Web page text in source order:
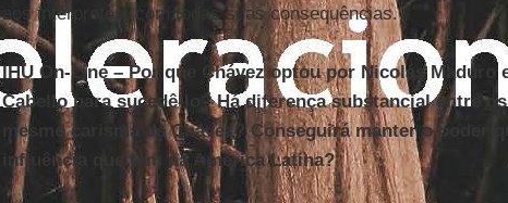
aos intérpretes, com todas suas consequências.
IHU On-Line – Por que Chávez optou por Nicolás Maduro
Cabello para sucedê-lo? Há diferença substancial entre
mesmo carisma de Chávez? Conseguirá manter o poder
influência que tem na América Latina?